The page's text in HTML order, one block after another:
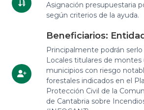
Asignación presupuestaria
según criterios de la ayuda.
Beneficiarios:
Principalmente podrán
Locales titulares de montes
municipios con riesgo
forestales indicados en el
Protección Civil de la
de Cantabria sobre